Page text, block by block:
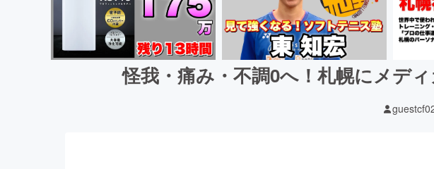
怪我・痛み・不調0へ！札幌にメデ